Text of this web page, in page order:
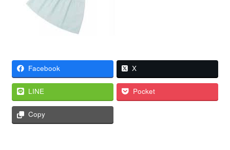
Facebook X
LINE Pocket
Copy